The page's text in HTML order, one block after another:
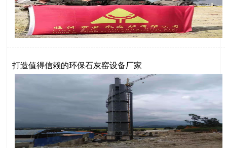
打造值得信赖的环保石灰窑设备厂家